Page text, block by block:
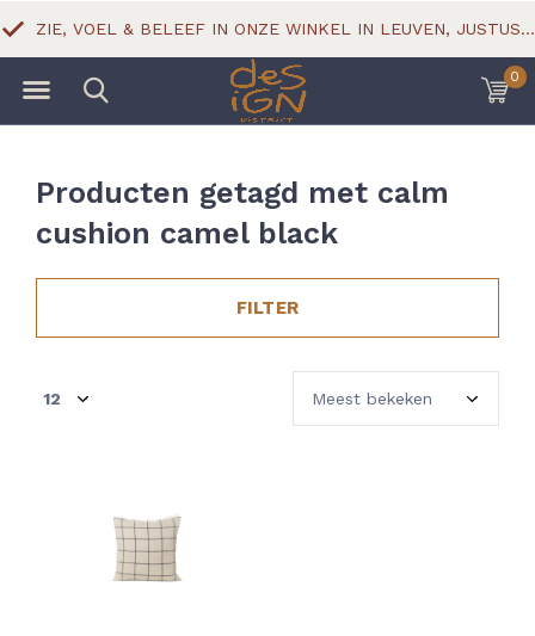
0
ZIE, VOEL & BELEEF IN ONZE WINKEL IN LEUVEN, JUSTUS LIPSIUSSTRAAT 18
Producten getagd met calm
cushion camel black
FILTER